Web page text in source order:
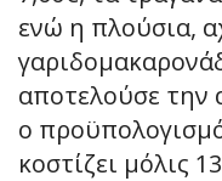
ενώ η πλούσια,
αποτελούσε την
ο
κοστίζει μόλις